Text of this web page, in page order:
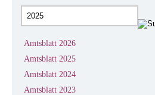
Amtsblatt 2026
Amtsblatt 2025
Amtsblatt 2024
Amtsblatt 2023